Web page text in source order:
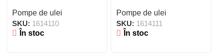
Pompe de ulei
SKU: 1614110
În stoc
Pompe de ulei
SKU: 1614111
În stoc